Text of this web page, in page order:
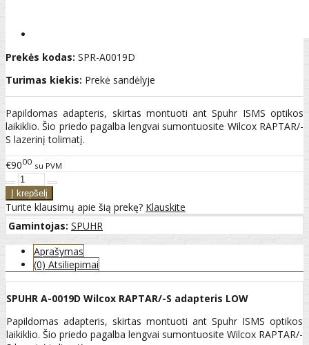
Prekės kodas: SPR-A0019D
Turimas kiekis: Prekė sandėlyje
Papildomas adapteris, skirtas montuoti ant Spuhr ISMS optikos
laikiklio. Šio priedo pagalba lengvai sumontuosite Wilcox RAPTAR/-
S lazerinį tolimatį.
€9000 su PVM
Turite klausimų apie šią prekę? Klauskite
Gamintojas: SPUHR
Aprašymas
(0) Atsiliepimai
SPUHR A-0019D Wilcox RAPTAR/-S adapteris LOW
Papildomas adapteris, skirtas montuoti ant Spuhr ISMS optikos
laikiklio. Šio priedo pagalba lengvai sumontuosite Wilcox RAPTAR/-